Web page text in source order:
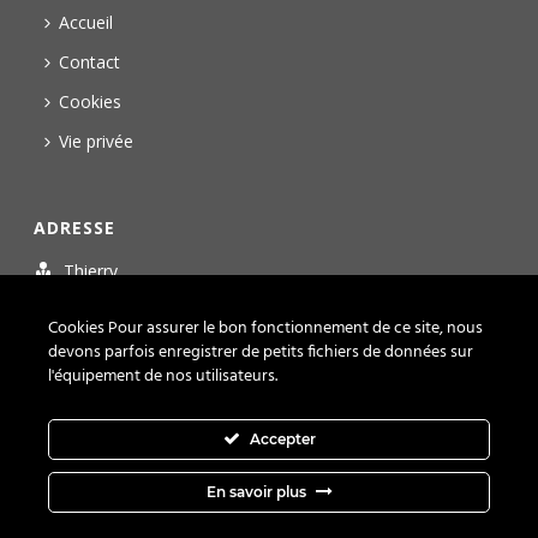
Accueil
Contact
Cookies
Vie privée
ADRESSE
Thierry
La Pierreire - Box 10
Route de Bellevue 5
1029 Villars-Sainte-Croix
+41 21 588 09 07
Cookies Pour assurer le bon fonctionnement de ce site, nous
devons parfois enregistrer de petits fichiers de données sur
l'équipement de nos utilisateurs.
Accepter
En savoir plus